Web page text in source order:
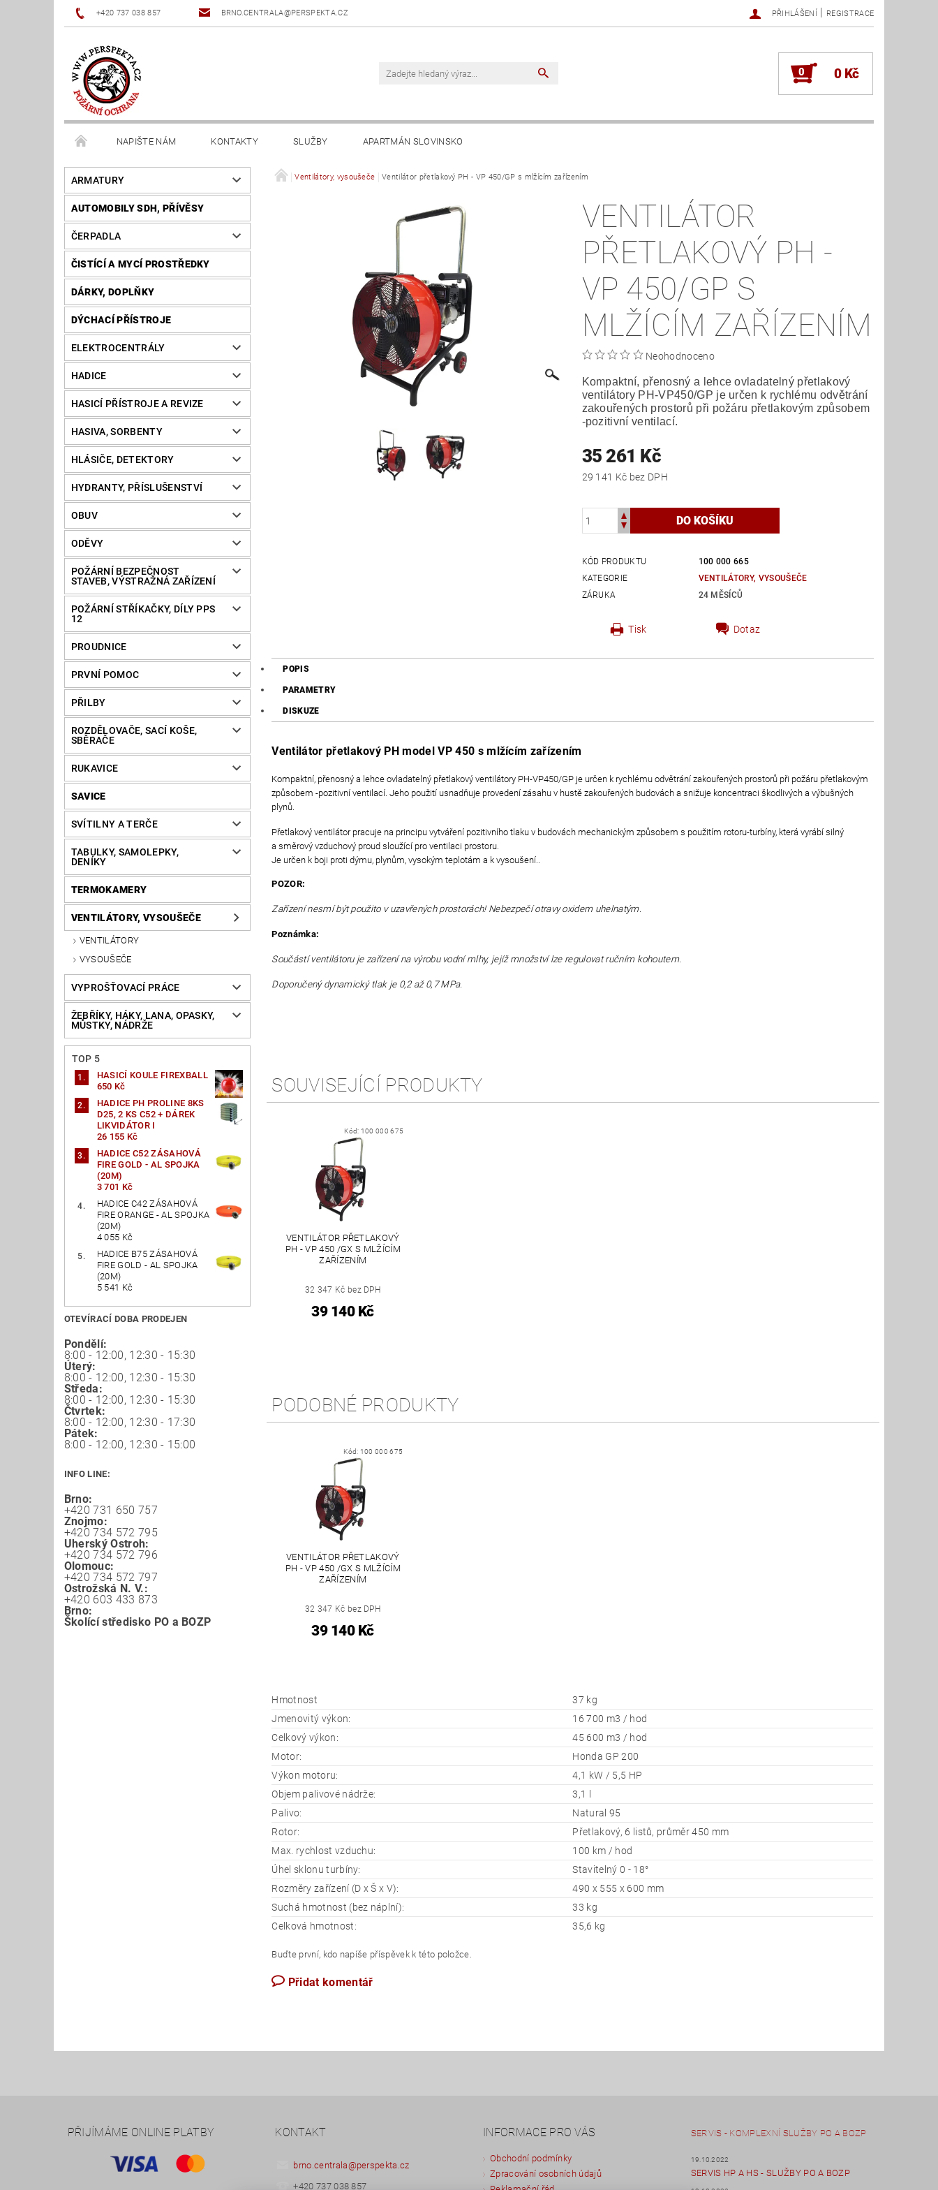
+420 737 038 857 BRNO.CENTRALA@PERSPEKTA.CZ PŘIHLÁŠENÍ | REGISTRACE
0 0 Kč
NAPIŠTE NÁM KONTAKTY SLUŽBY APARTMÁN SLOVINSKO
ARMATURY
AUTOMOBILY SDH, PŘÍVĚSY
ČERPADLA
ČISTÍCÍ A MYCÍ PROSTŘEDKY
DÁRKY, DOPLŇKY
DÝCHACÍ PŘÍSTROJE
ELEKTROCENTRÁLY
HADICE
HASICÍ PŘÍSTROJE A REVIZE
HASIVA, SORBENTY
HLÁSIČE, DETEKTORY
HYDRANTY, PŘÍSLUŠENSTVÍ
OBUV
ODĚVY
POŽÁRNÍ BEZPEČNOST
STAVEB, VÝSTRAŽNÁ ZAŘÍZENÍ
POŽÁRNÍ STŘÍKAČKY, DÍLY PPS
12
PROUDNICE
PRVNÍ POMOC
PŘILBY
ROZDĚLOVAČE, SACÍ KOŠE,
SBĚRAČE
RUKAVICE
SAVICE
SVÍTILNY A TERČE
TABULKY, SAMOLEPKY,
DENÍKY
TERMOKAMERY
VENTILÁTORY, VYSOUŠEČE
VENTILÁTORY
VYSOUŠEČE
VYPROŠŤOVACÍ PRÁCE
ŽEBŘÍKY, HÁKY, LANA, OPASKY,
MŮSTKY, NÁDRŽE
TOP 5
HASICÍ KOULE FIREXBALL
650 Kč
HADICE PH PROLINE 8KS
D25, 2 KS C52 + DÁREK
LIKVIDÁTOR I
26 155 Kč
HADICE C52 ZÁSAHOVÁ
FIRE GOLD - AL SPOJKA
(20M)
3 701 Kč
HADICE C42 ZÁSAHOVÁ
FIRE ORANGE - AL SPOJKA
(20M)
4 055 Kč
HADICE B75 ZÁSAHOVÁ
FIRE GOLD - AL SPOJKA
(20M)
5 541 Kč
OTEVÍRACÍ DOBA PRODEJEN
Pondělí:
8:00 - 12:00, 12:30 - 15:30
Úterý:
8:00 - 12:00, 12:30 - 15:30
Středa:
8:00 - 12:00, 12:30 - 15:30
Čtvrtek:
8:00 - 12:00, 12:30 - 17:30
Pátek:
8:00 - 12:00, 12:30 - 15:00
INFO LINE:
Brno:
+420 731 650 757
Znojmo:
+420 734 572 795
Uherský Ostroh:
+420 734 572 796
Olomouc:
+420 734 572 797
Ostrožská N. V.:
+420 603 433 873
Brno:
Školící středisko PO a BOZP
Ventilátory, vysoušeče Ventilátor přetlakový PH - VP 450/GP s mlžícím zařízením
VENTILÁTOR
PŘETLAKOVÝ PH -
VP 450/GP S
MLŽÍCÍM ZAŘÍZENÍM
Neohodnoceno
Kompaktní, přenosný a lehce ovladatelný přetlakový
ventilátory PH-VP450/GP je určen k rychlému odvětrání
zakouřených prostorů při požáru přetlakovým způsobem
-pozitivní ventilací.
35 261 Kč
29 141 Kč bez DPH
KÓD PRODUKTU
100 000 665
KATEGORIE
VENTILÁTORY, VYSOUŠEČE
ZÁRUKA
24 MĚSÍCŮ
Tisk Dotaz
POPIS
PARAMETRY
DISKUZE
Ventilátor přetlakový PH model VP 450 s mlžícím zařízením
Kompaktní, přenosný a lehce ovladatelný přetlakový ventilátory PH-VP450/GP je určen k rychlému odvětrání zakouřených prostorů při požáru přetlakovým
způsobem -pozitivní ventilací. Jeho použití usnadňuje provedení zásahu v hustě zakouřených budovách a snižuje koncentraci škodlivých a výbušných
plynů.
Přetlakový ventilátor pracuje na principu vytváření pozitivního tlaku v budovách mechanickým způsobem s použitím rotoru-turbíny, která vyrábí silný
a směrový vzduchový proud sloužící pro ventilaci prostoru.
Je určen k boji proti dýmu, plynům, vysokým teplotám a k vysoušení..
POZOR:
Zařízení nesmí být použito v uzavřených prostorách! Nebezpečí otravy oxidem uhelnatým.
Poznámka:
Součástí ventilátoru je zařízení na výrobu vodní mlhy, jejíž množství lze regulovat ručním kohoutem.
Doporučený dynamický tlak je 0,2 až 0,7 MPa.
SOUVISEJÍCÍ PRODUKTY
Kód: 100 000 675
VENTILÁTOR PŘETLAKOVÝ
PH - VP 450 /GX S MLŽÍCÍM
ZAŘÍZENÍM
32 347 Kč bez DPH
39 140 Kč
PODOBNÉ PRODUKTY
Kód: 100 000 675
VENTILÁTOR PŘETLAKOVÝ
PH - VP 450 /GX S MLŽÍCÍM
ZAŘÍZENÍM
32 347 Kč bez DPH
39 140 Kč
Hmotnost
37 kg
Jmenovitý výkon:
16 700 m3 / hod
Celkový výkon:
45 600 m3 / hod
Motor:
Honda GP 200
Výkon motoru:
4,1 kW / 5,5 HP
Objem palivové nádrže:
3,1 l
Palivo:
Natural 95
Rotor:
Přetlakový, 6 listů, průměr 450 mm
Max. rychlost vzduchu:
100 km / hod
Úhel sklonu turbíny:
Stavitelný 0 - 18°
Rozměry zařízení (D x Š x V):
490 x 555 x 600 mm
Suchá hmotnost (bez náplní):
33 kg
Celková hmotnost:
35,6 kg
Buďte první, kdo napíše příspěvek k této položce.
Přidat komentář
PŘIJÍMÁME ONLINE PLATBY KONTAKT
brno.centrala@perspekta.cz
+420 737 038 857
INFORMACE PRO VÁS
Obchodní podmínky
Zpracování osobních údajů
SERVIS - KOMPLEXNÍ SLUŽBY PO A BOZP
19.10.2022
SERVIS HP A HS - SLUŽBY PO A BOZP